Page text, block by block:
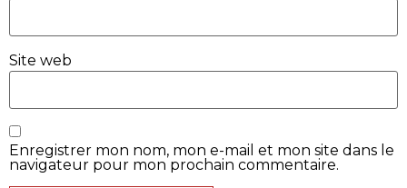
Site web
Enregistrer mon nom, mon e-mail et mon site dans le
navigateur pour mon prochain commentaire.